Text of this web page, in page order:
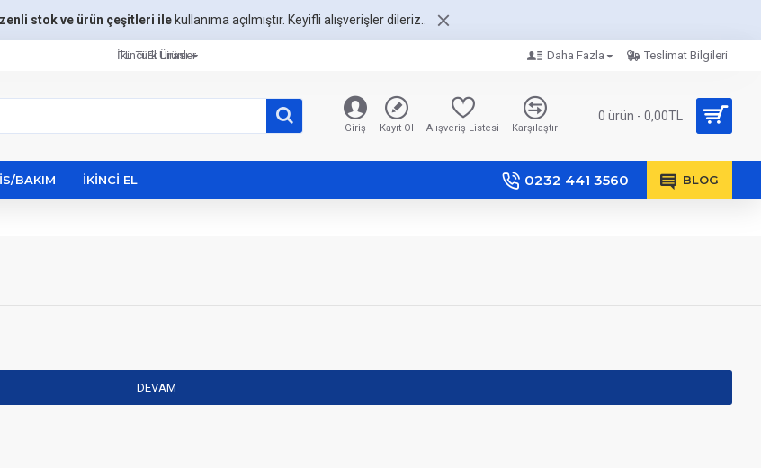
stok ve ürün çeşitleri ilekullanıma açılmıştır. Keyifli alışverişler dileriz..
İkinci El Ürünler
TL Türk Lirası Daha Fazla Teslimat Bilgileri
Giriş Kayıt Ol Alışveriş Listesi Karşılaştır
0 ürün - 0,00TL
BAKIM İKINCI EL 0232 441 3560 BLOG
DEVAM